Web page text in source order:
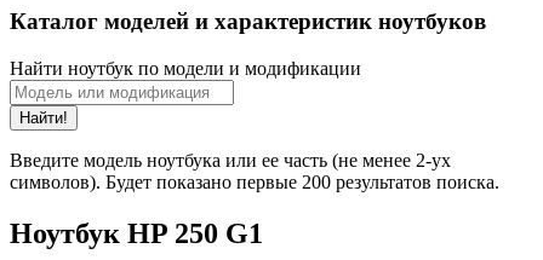
Каталог моделей и характеристик ноутбуков
Найти ноутбук по модели и модификации
Найти!
Введите модель ноутбука или ее часть (не менее 2-ух
символов). Будет показано первые 200 результатов поиска.
Ноутбук HP 250 G1